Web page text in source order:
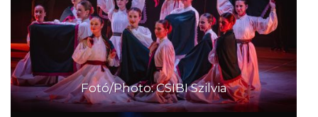
Fotó/Photo: CSIBI Szilvia